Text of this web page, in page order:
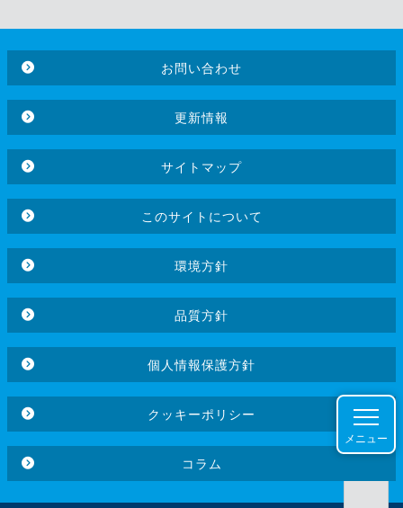
メニュー
お問い合わせ
更新情報
サイトマップ
このサイトについて
環境方針
品質方針
個人情報保護方針
クッキーポリシー
コラム